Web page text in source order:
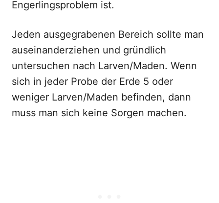
Engerlingsproblem ist.
Jeden ausgegrabenen Bereich sollte man
auseinanderziehen und gründlich
untersuchen nach Larven/Maden. Wenn
sich in jeder Probe der Erde 5 oder
weniger Larven/Maden befinden, dann
muss man sich keine Sorgen machen.